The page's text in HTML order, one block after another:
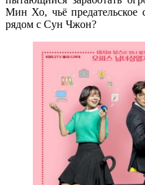
Мин Хо, чьё предательское
рядом с Сун Чжон?